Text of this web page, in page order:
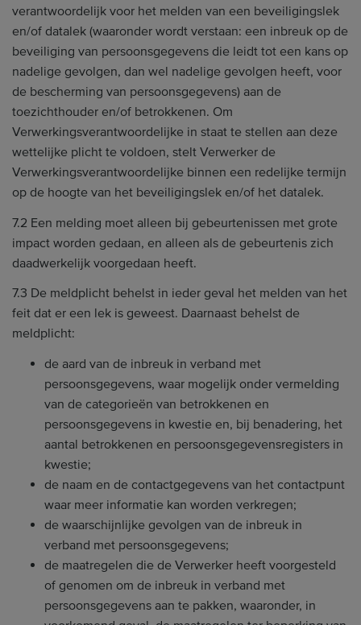
verantwoordelijk voor het melden van een beveiligingslek
en/of datalek (waaronder wordt verstaan: een inbreuk op de
beveiliging van persoonsgegevens die leidt tot een kans op
nadelige gevolgen, dan wel nadelige gevolgen heeft, voor
de bescherming van persoonsgegevens) aan de
toezichthouder en/of betrokkenen. Om
Verwerkingsverantwoordelijke in staat te stellen aan deze
wettelijke plicht te voldoen, stelt Verwerker de
Verwerkingsverantwoordelijke binnen een redelijke termijn
op de hoogte van het beveiligingslek en/of het datalek.
7.2 Een melding moet alleen bij gebeurtenissen met grote
impact worden gedaan, en alleen als de gebeurtenis zich
daadwerkelijk voorgedaan heeft.
7.3 De meldplicht behelst in ieder geval het melden van het
feit dat er een lek is geweest. Daarnaast behelst de
meldplicht:
de aard van de inbreuk in verband met
persoonsgegevens, waar mogelijk onder vermelding
van de categorieën van betrokkenen en
persoonsgegevens in kwestie en, bij benadering, het
aantal betrokkenen en persoonsgegevensregisters in
kwestie;
de naam en de contactgegevens van het contactpunt
waar meer informatie kan worden verkregen;
de waarschijnlijke gevolgen van de inbreuk in
verband met persoonsgegevens;
de maatregelen die de Verwerker heeft voorgesteld
of genomen om de inbreuk in verband met
persoonsgegevens aan te pakken, waaronder, in